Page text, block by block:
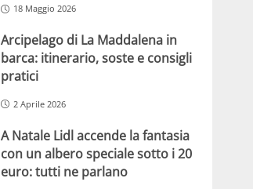
18 Maggio 2026
Arcipelago di La Maddalena in
barca: itinerario, soste e consigli
pratici
2 Aprile 2026
A Natale Lidl accende la fantasia
con un albero speciale sotto i 20
euro: tutti ne parlano